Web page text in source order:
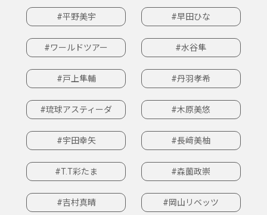
#平野美宇 #早田ひな
#ワールドツアー #水谷隼
#戸上隼輔 #丹羽孝希
#琉球アスティーダ #木原美悠
#宇田幸矢 #長﨑美柚
#T.T彩たま #森薗政崇
#吉村真晴 #岡山リベッツ